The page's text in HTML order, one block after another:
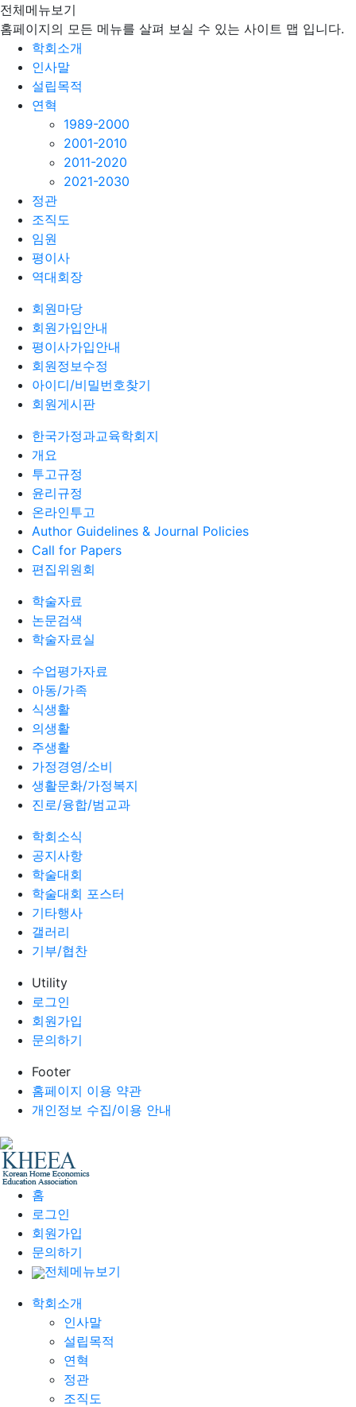
전체메뉴보기
홈페이지의 모든 메뉴를 살펴 보실 수 있는 사이트 맵 입니다.
학회소개
인사말
설립목적
연혁
1989-2000
2001-2010
2011-2020
2021-2030
정관
조직도
임원
평이사
역대회장
회원마당
회원가입안내
평이사가입안내
회원정보수정
아이디/비밀번호찾기
회원게시판
한국가정과교육학회지
개요
투고규정
윤리규정
온라인투고
Author Guidelines & Journal Policies
Call for Papers
편집위원회
학술자료
논문검색
학술자료실
수업평가자료
아동/가족
식생활
의생활
주생활
가정경영/소비
생활문화/가정복지
진로/융합/범교과
학회소식
공지사항
학술대회
학술대회 포스터
기타행사
갤러리
기부/협찬
Utility
로그인
회원가입
문의하기
Footer
홈페이지 이용 약관
개인정보 수집/이용 안내
홈
로그인
회원가입
문의하기
전체메뉴보기
학회소개
인사말
설립목적
연혁
정관
조직도